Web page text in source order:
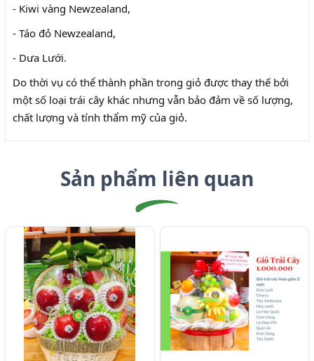
- Kiwi vàng Newzealand,
- Táo đỏ Newzealand,
- Dưa Lưới.
Do thời vụ có thể thành phần trong giỏ được thay thế bởi
một số loại trái cây khác nhưng vẫn bảo đảm về số lượng,
chất lượng và tính thẩm mỹ của giỏ.
Sản phẩm liên quan